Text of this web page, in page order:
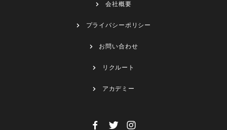
会社概要
プライバシーポリシー
お問い合わせ
リクルート
アカデミー